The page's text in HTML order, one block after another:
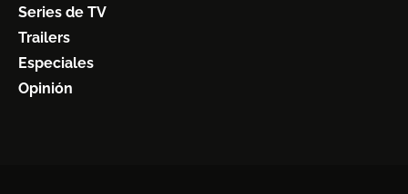
Series de TV
Trailers
Especiales
Opinión